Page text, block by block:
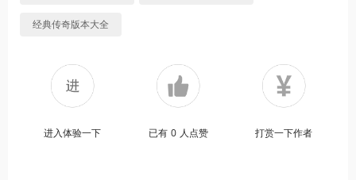
经典传奇版本大全
进入体验一下 已有 0 人点赞 打赏一下作者